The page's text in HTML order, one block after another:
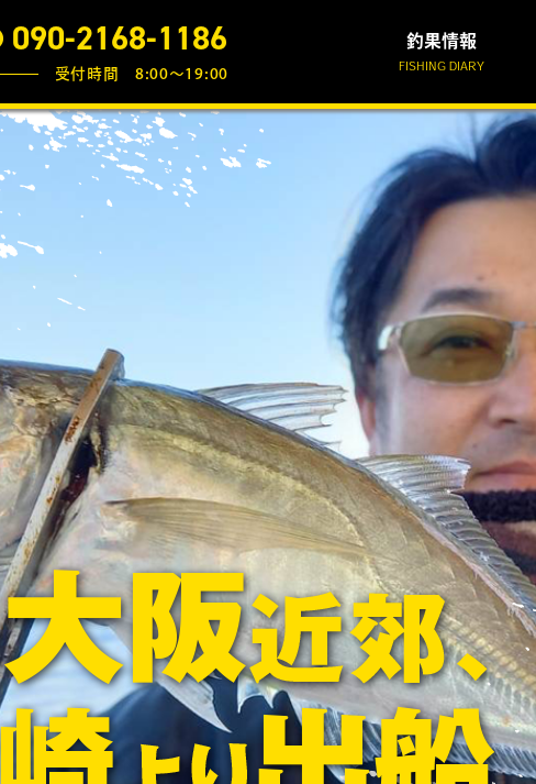
090-2168-1186
受付時間 8:00〜19:00
釣果情報
FISHING DIARY